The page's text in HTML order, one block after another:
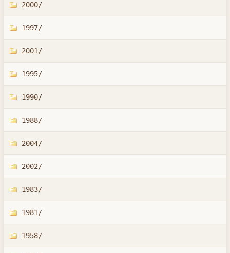
2000/
1997/
2001/
1995/
1990/
1988/
2004/
2002/
1983/
1981/
1958/